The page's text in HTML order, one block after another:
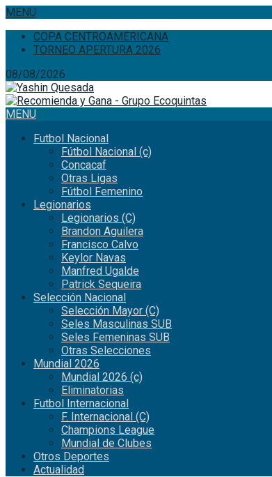
MENU
COPA CENTROAMERICANA
TORNEO APERTURA 2026
08/08/2026
MENU
Futbol Nacional
Fútbol Nacional (c)
Concacaf
Otras Ligas
Fútbol Femenino
Legionarios
Legionarios (C)
Brandon Aguilera
Francisco Calvo
Keylor Navas
Manfred Ugalde
Patrick Sequeira
Selección Nacional
Selección Mayor (C)
Seles Masculinas SUB
Seles Femeninas SUB
Otras Selecciones
Mundial 2026
Mundial 2026 (c)
Eliminatorias
Futbol Internacional
F. Internacional (C)
Champions League
Mundial de Clubes
Otros Deportes
Actualidad